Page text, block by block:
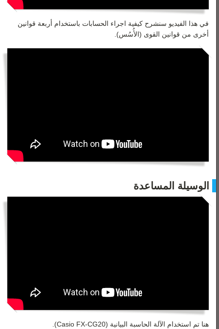
في هذا الفيديو سنشرح كيفية اجراء الحسابات باستخدام أربعة قوانين
أخرى من قوانين القوى (الأُسُس).
الوسيلة المساعدة
هنا تم استخدام الآلة الحاسبة البيانية (Casio FX-CG20).